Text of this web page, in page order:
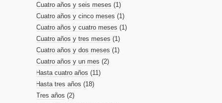
Cuatro años y seis meses (1)
Cuatro años y cinco meses (1)
Cuatro años y cuatro meses (1)
Cuatro años y tres meses (1)
Cuatro años y dos meses (1)
Cuatro años y un mes (2)
Hasta cuatro años (11)
Hasta tres años (18)
Tres años (2)